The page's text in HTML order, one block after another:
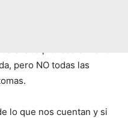
tus «NO síntomas».
pero NO todas las
lo que nos cuentan y si